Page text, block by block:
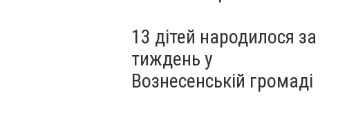
13 дітей народилося за
тиждень у
Вознесенській громаді